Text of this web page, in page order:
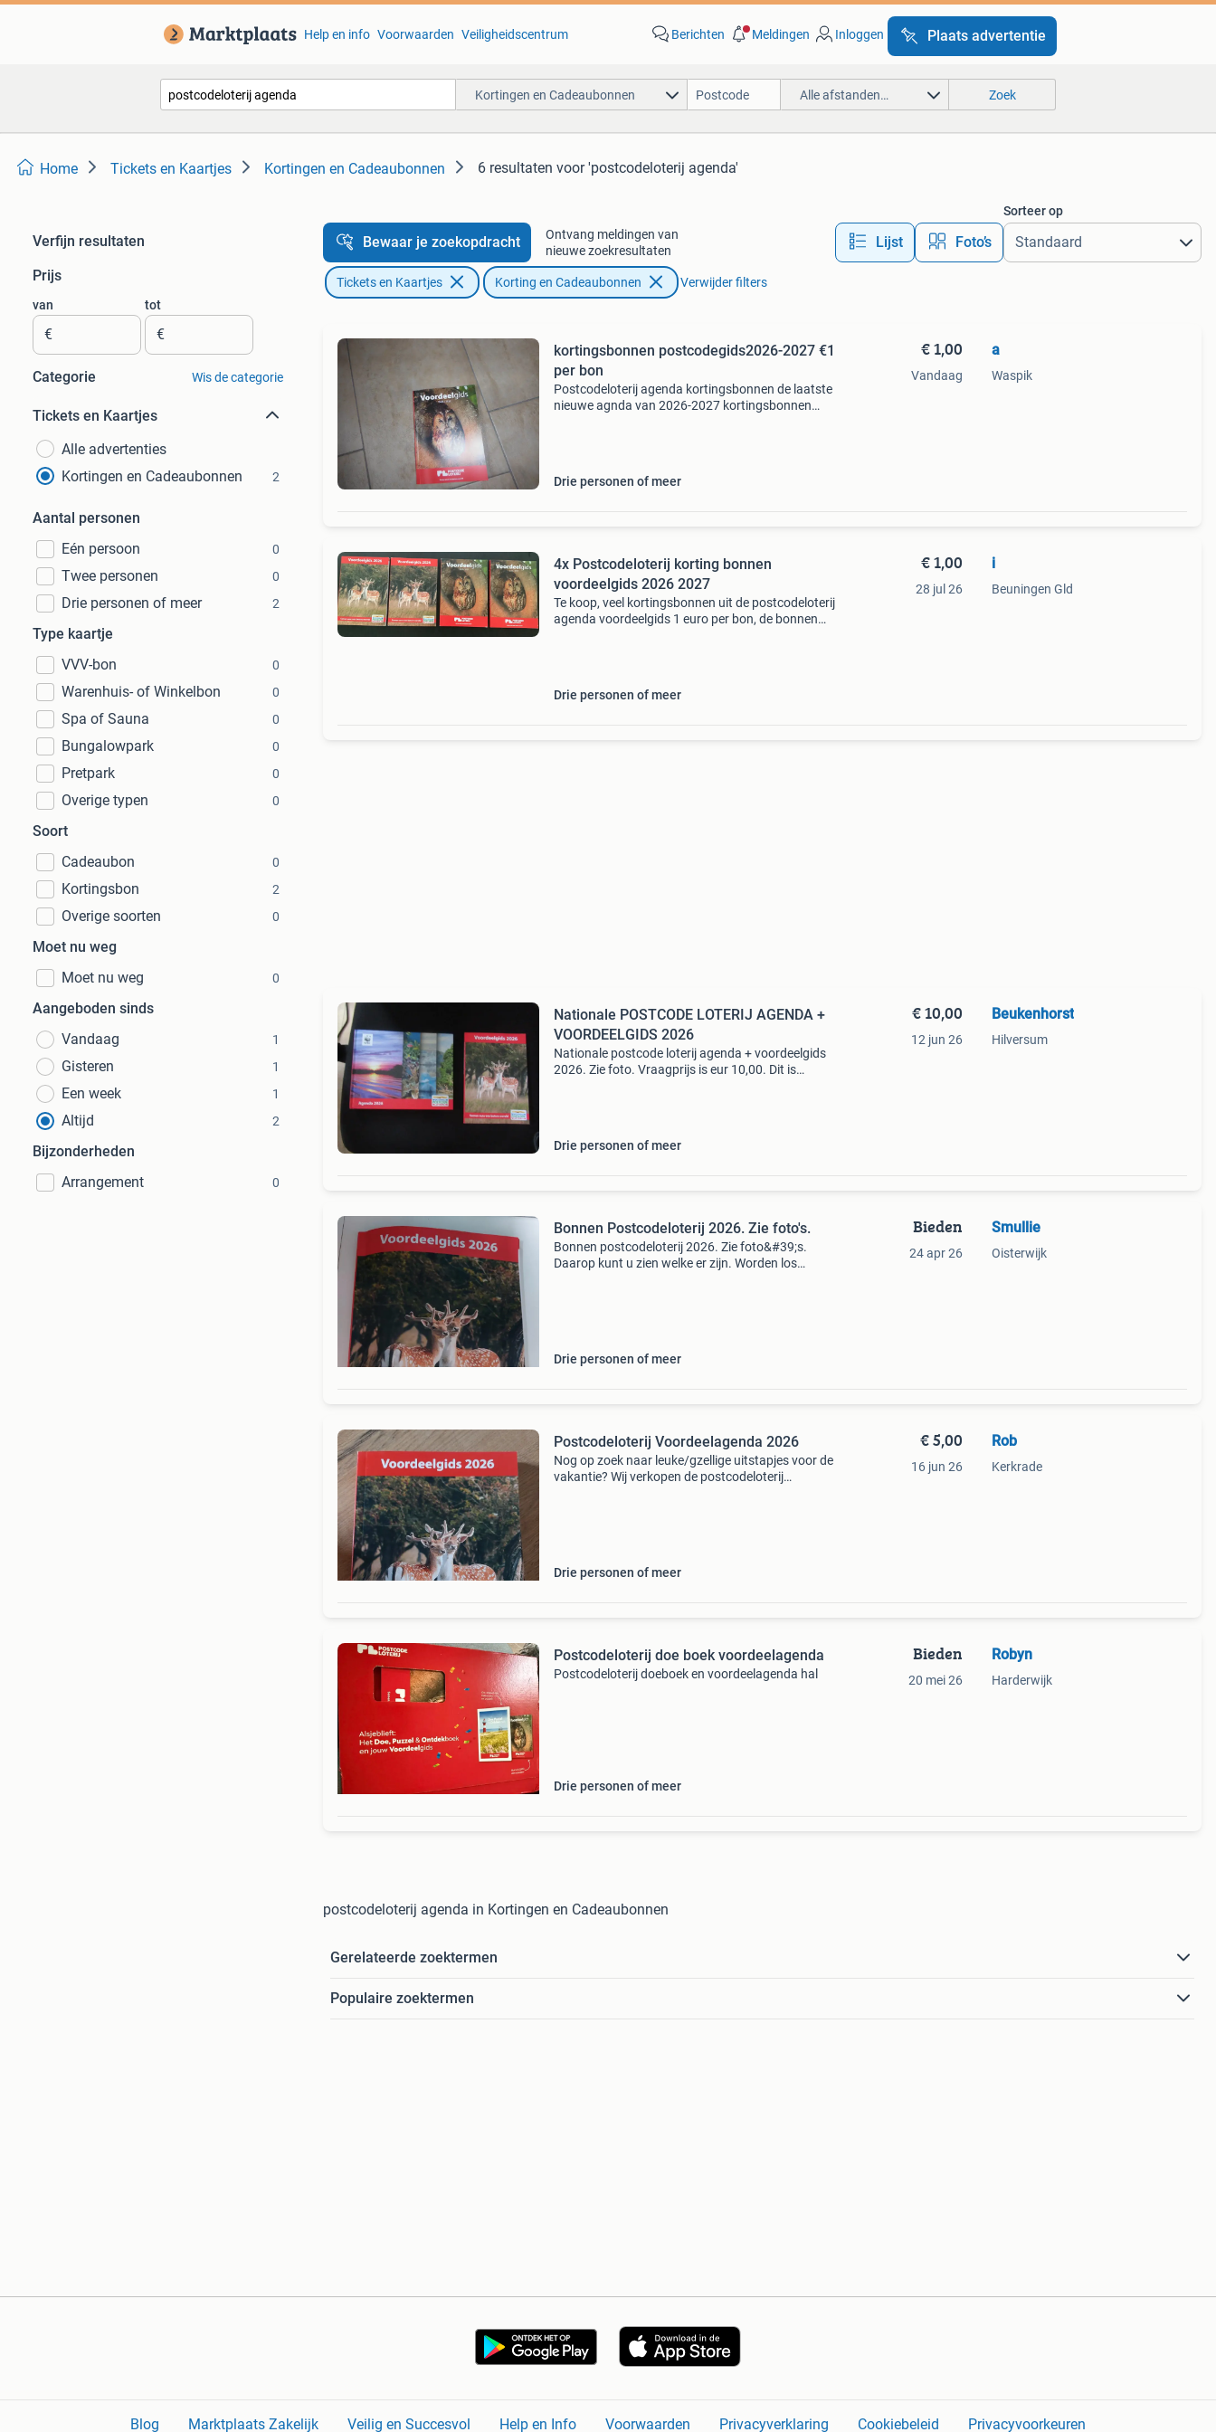
Help en info Voorwaarden Veiligheidscentrum Berichten Meldingen Inloggen Plaats advertentie
Kortingen en Cadeaubonnen Alle afstanden… Zoek
Home Tickets en Kaartjes Kortingen en Cadeaubonnen 6 resultaten voor 'postcodeloterij agenda'
Verfijn resultaten
Prijs
van
€
tot
€
Categorie Wis de categorie
Tickets en Kaartjes
Alle advertenties
Kortingen en Cadeaubonnen
2
Aantal personen
Eén persoon
0
Twee personen 0
Drie personen of meer 2
Type kaartje
VVV-bon
0
Warenhuis- of Winkelbon 0
Spa of Sauna 0
Bungalowpark 0
Pretpark 0
Overige typen 0
Soort
Cadeaubon
0
Kortingsbon 2
Overige soorten 0
Moet nu weg
Moet nu weg
0
Aangeboden sinds
Vandaag
1
Gisteren 1
Een week 1
Altijd 2
Bijzonderheden
Arrangement
0
Bewaar je zoekopdracht
Ontvang meldingen van
nieuwe zoekresultaten
Lijst Foto’s
Sorteer op
Tickets en Kaartjes Korting en Cadeaubonnen Verwijder filters
kortingsbonnen postcodegids2026-2027 €1
per bon
Postcodeloterij agenda kortingsbonnen de laatste
nieuwe agnda van 2026-2027 kortingsbonnen
Drie personen of meer
€ 1,00
Vandaag
a
Waspik
4x Postcodeloterij korting bonnen
voordeelgids 2026 2027
Te koop, veel kortingsbonnen uit de postcodeloterij
agenda voordeelgids 1 euro per bon, de bonnen
Drie personen of meer
€ 1,00
28 jul 26
i
Beuningen Gld
Nationale POSTCODE LOTERIJ AGENDA +
VOORDEELGIDS 2026
Nationale postcode loterij agenda + voordeelgids
2026. Zie foto. Vraagprijs is eur 10,00. Dit is
Drie personen of meer
€ 10,00
12 jun 26
Beukenhorst
Hilversum
Bonnen Postcodeloterij 2026. Zie foto's.
Bonnen postcodeloterij 2026. Zie foto&#39;s.
Daarop kunt u zien welke er zijn. Worden los
Drie personen of meer
Bieden
24 apr 26
Smullie
Oisterwijk
Postcodeloterij Voordeelagenda 2026
Nog op zoek naar leuke/gzellige uitstapjes voor de
vakantie? Wij verkopen de postcodeloterij
Drie personen of meer
€ 5,00
16 jun 26
Rob
Kerkrade
Postcodeloterij doe boek voordeelagenda
Postcodeloterij doeboek en voordeelagenda hal
Drie personen of meer
Bieden
20 mei 26
Robyn
Harderwijk
postcodeloterij agenda in Kortingen en Cadeaubonnen
Gerelateerde zoektermen
Populaire zoektermen
Blog Marktplaats Zakelijk Veilig en Succesvol Help en Info Voorwaarden Privacyverklaring Cookiebeleid Privacyvoorkeuren